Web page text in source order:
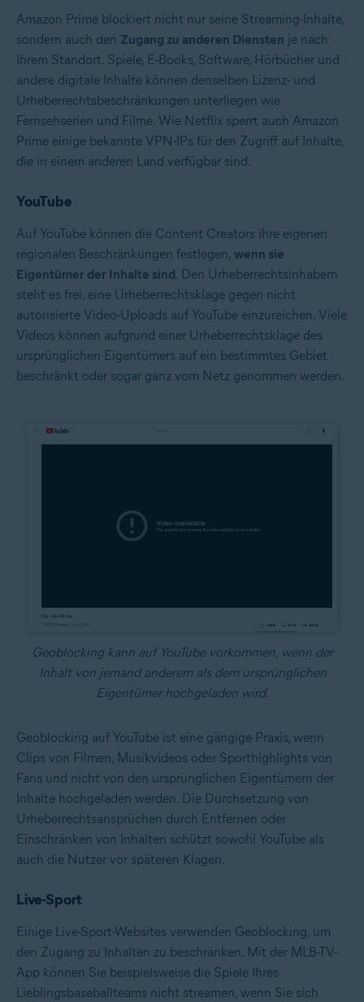
Amazon Prime blockiert nicht nur seine Streaming-Inhalte,
sondern auch den Zugang zu anderen Diensten je nach
Ihrem Standort. Spiele, E-Books, Software, Hörbücher und
andere digitale Inhalte können denselben Lizenz- und
Urheberrechtsbeschränkungen unterliegen wie
Fernsehserien und Filme. Wie Netflix sperrt auch Amazon
Prime einige bekannte VPN-IPs für den Zugriff auf Inhalte,
die in einem anderen Land verfügbar sind.
YouTube
Auf YouTube können die Content Creators ihre eigenen
regionalen Beschränkungen festlegen, wenn sie
Eigentümer der Inhalte sind. Den Urheberrechtsinhabern
steht es frei, eine Urheberrechtsklage gegen nicht
autorisierte Video-Uploads auf YouTube einzureichen. Viele
Videos können aufgrund einer Urheberrechtsklage des
ursprünglichen Eigentümers auf ein bestimmtes Gebiet
beschränkt oder sogar ganz vom Netz genommen werden.
Geoblocking kann auf YouTube vorkommen, wenn der
Inhalt von jemand anderem als dem ursprünglichen
Eigentümer hochgeladen wird.
Geoblocking auf YouTube ist eine gängige Praxis, wenn
Clips von Filmen, Musikvideos oder Sporthighlights von
Fans und nicht von den ursprünglichen Eigentümern der
Inhalte hochgeladen werden. Die Durchsetzung von
Urheberrechtsansprüchen durch Entfernen oder
Einschränken von Inhalten schützt sowohl YouTube als
auch die Nutzer vor späteren Klagen.
Live-Sport
Einige Live-Sport-Websites verwenden Geoblocking, um
den Zugang zu Inhalten zu beschränken. Mit der MLB-TV-
App können Sie beispielsweise die Spiele Ihres
Lieblingsbaseballteams nicht streamen, wenn Sie sich